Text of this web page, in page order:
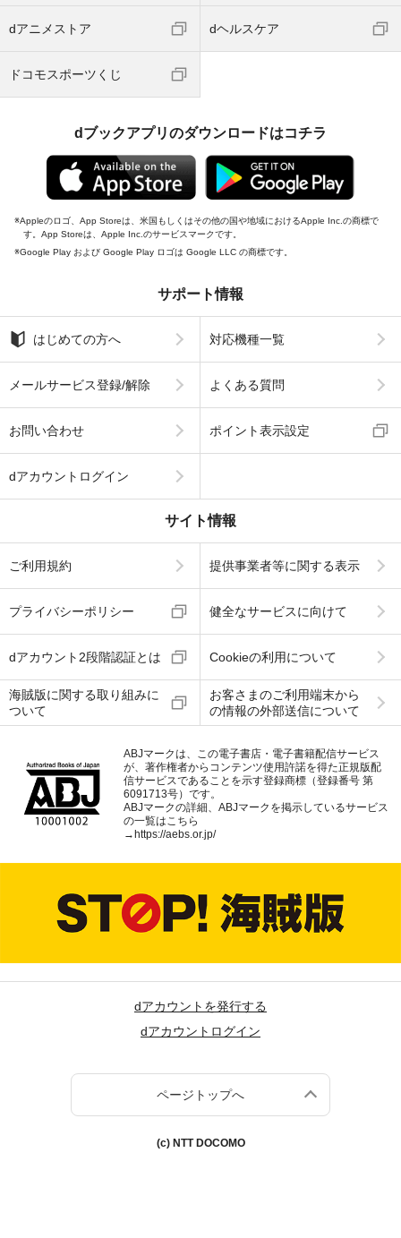
dアニメストア dヘルスケア
ドコモスポーツくじ
dブックアプリのダウンロードはコチラ
Appleのロゴ、App Storeは、米国もしくはその他の国や地域におけるApple Inc.の商標で
す。App Storeは、Apple Inc.のサービスマークです。
Google Play および Google Play ロゴは Google LLC の商標です。
サポート情報
はじめての方へ 対応機種一覧
メールサービス登録/解除 よくある質問
お問い合わせ ポイント表示設定
dアカウントログイン
サイト情報
ご利用規約 提供事業者等に関する表示
プライバシーポリシー 健全なサービスに向けて
dアカウント2段階認証とは Cookieの利用について
海賊版に関する取り組みに
ついて
お客さまのご利用端末から
の情報の外部送信について
ABJマークは、この電子書店・電子書籍配信サービス
が、著作権者からコンテンツ使用許諾を得た正規版配
信サービスであることを示す登録商標（登録番号 第
6091713号）です。
ABJマークの詳細、ABJマークを掲示しているサービス
の一覧はこちら
→https://aebs.or.jp/
dアカウントを発行する
dアカウントログイン
ページトップへ
(c) NTT DOCOMO